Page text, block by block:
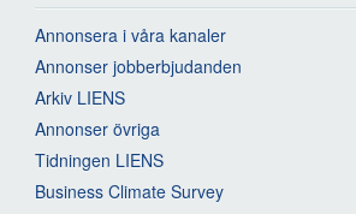
Annonsera i våra kanaler
Annonser jobberbjudanden
Arkiv LIENS
Annonser övriga
Tidningen LIENS
Business Climate Survey